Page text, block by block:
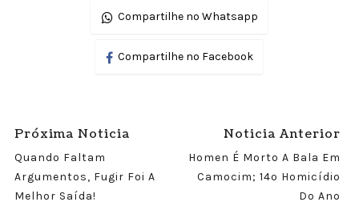
Compartilhe no Whatsapp
Compartilhe no Facebook
Próxima Noticia
Quando Faltam
Argumentos, Fugir Foi A
Melhor Saída!
Noticia Anterior
Homen É Morto A Bala Em
Camocim; 14º Homicídio
Do Ano